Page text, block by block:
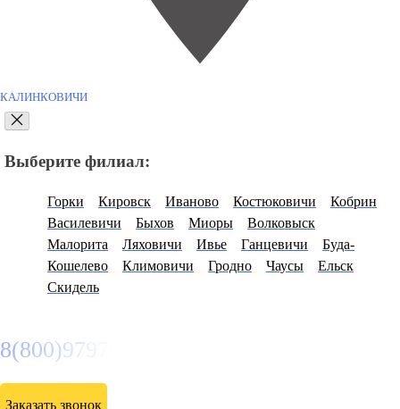
КАЛИНКОВИЧИ
Выберите филиал:
Горки Кировск Иваново Костюковичи
Кобрин
Василевичи
Быхов Миоры
Волковыск
Малорита
Ляховичи Ивье Ганцевичи
Буда-
Кошелево
Климовичи Гродно Чаусы
Ельск
Скидель
8(800)9797043
Заказать звонок